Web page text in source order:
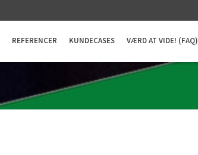
REFERENCER KUNDECASES VÆRD AT VIDE! (FAQ)